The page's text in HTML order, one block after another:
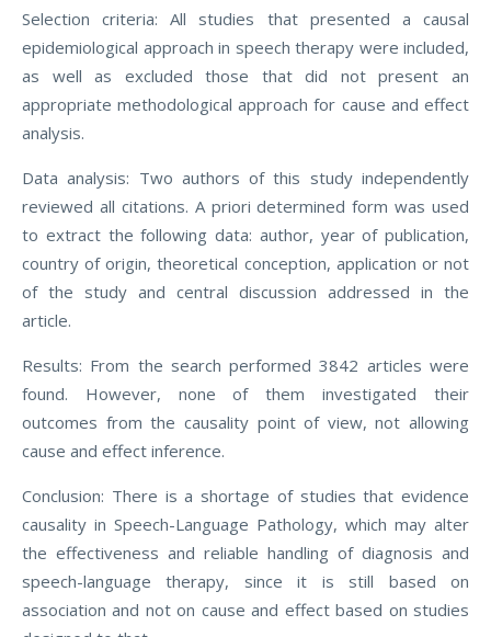
Selection criteria: All studies that presented a causal
epidemiological approach in speech therapy were included,
as well as excluded those that did not present an
appropriate methodological approach for cause and effect
analysis.
Data analysis: Two authors of this study independently
reviewed all citations. A priori determined form was used
to extract the following data: author, year of publication,
country of origin, theoretical conception, application or not
of the study and central discussion addressed in the
article.
Results: From the search performed 3842 articles were
found. However, none of them investigated their
outcomes from the causality point of view, not allowing
cause and effect inference.
Conclusion: There is a shortage of studies that evidence
causality in Speech-Language Pathology, which may alter
the effectiveness and reliable handling of diagnosis and
speech-language therapy, since it is still based on
association and not on cause and effect based on studies